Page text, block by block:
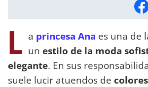
L a princesa Ana es una de
un estilo de la moda
elegante. En sus
suele lucir atuendos de